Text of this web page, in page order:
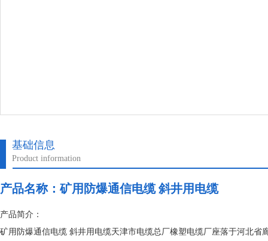
基础信息
Product information
产品名称： 矿用防爆通信电缆 斜井用电缆
产品简介：
矿用防爆通信电缆 斜井用电缆天津市电缆总厂橡塑电缆厂座落于河北